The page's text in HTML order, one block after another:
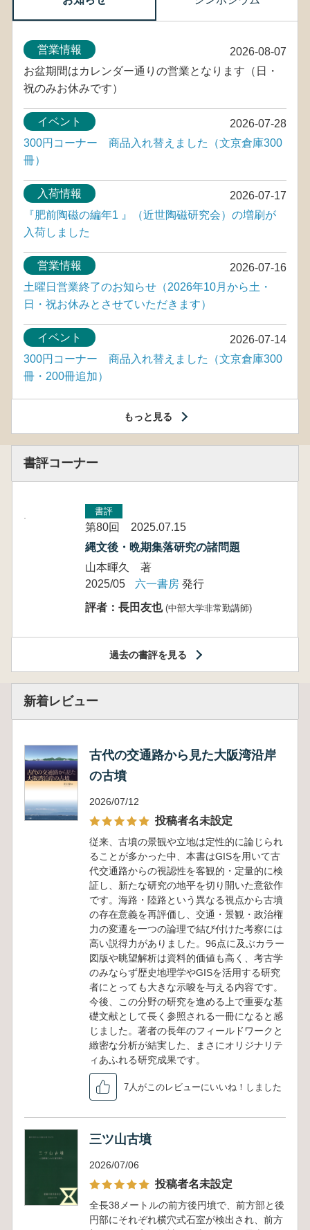
2026-08-07
営業情報
お盆期間はカレンダー通りの営業となります（日・
祝のみお休みです）
2026-07-28
イベント
300円コーナー 商品入れ替えました（文京倉庫300
冊）
2026-07-17
入荷情報
『肥前陶磁の編年1 』（近世陶磁研究会）の増刷が
入荷しました
2026-07-16
営業情報
土曜日営業終了のお知らせ（2026年10月から土・
日・祝お休みとさせていただきます）
2026-07-14
イベント
300円コーナー 商品入れ替えました（文京倉庫300
冊・200冊追加）
もっと見る
書評コーナー
書評
第80回 2025.07.15
縄文後・晩期集落研究の諸問題
山本暉久 著
2025/05
六一書房 発行
評者：長田友也 (中部大学非常勤講師)
過去の書評を見る
新着レビュー
古代の交通路から見た大阪湾沿岸
の古墳
2026/07/12
投稿者名未設定
従来、古墳の景観や立地は定性的に論じられ
ることが多かった中、本書はGISを用いて古
代交通路からの視認性を客観的・定量的に検
証し、新たな研究の地平を切り開いた意欲作
です。海路・陸路という異なる視点から古墳
の存在意義を再評価し、交通・景観・政治権
力の変遷を一つの論理で結び付けた考察には
高い説得力がありました。96点に及ぶカラー
図版や眺望解析は資料的価値も高く、考古学
のみならず歴史地理学やGISを活用する研究
者にとっても大きな示唆を与える内容です。
今後、この分野の研究を進める上で重要な基
礎文献として長く参照される一冊になると感
じました。著者の長年のフィールドワークと
緻密な分析が結実した、まさにオリジナリテ
ィあふれる研究成果です。
7人がこのレビューにいいね！しました
三ツ山古墳
2026/07/06
投稿者名未設定
全長38メートルの前方後円墳で、前方部と後
円部にそれぞれ横穴式石室が検出され、前方